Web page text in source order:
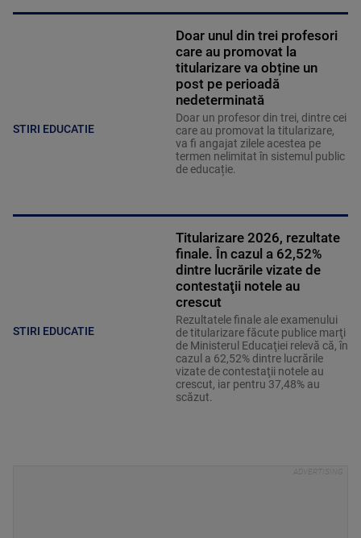
STIRI EDUCATIE
Doar unul din trei profesori
care au promovat la
titularizare va obține un
post pe perioadă
nedeterminată
Doar un profesor din trei, dintre cei
care au promovat la titularizare,
va fi angajat zilele acestea pe
termen nelimitat în sistemul public
de educație.
STIRI EDUCATIE
Titularizare 2026, rezultate
finale. În cazul a 62,52%
dintre lucrările vizate de
contestaţii notele au
crescut
Rezultatele finale ale examenului
de titularizare făcute publice marţi
de Ministerul Educaţiei relevă că, în
cazul a 62,52% dintre lucrările
vizate de contestaţii notele au
crescut, iar pentru 37,48% au
scăzut.